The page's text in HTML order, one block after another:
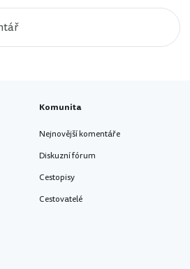
Komunita
Nejnovější komentáře
Diskuzní fórum
Cestopisy
Cestovatelé